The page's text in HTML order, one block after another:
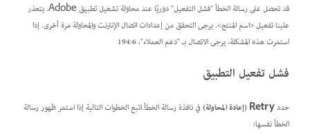
قد تحصل على رسالة الخطأ "فشل التفعيل" دوريًا عند محاولة تشغيل تطبيق Adobe. يتعذر
علينا تفعيل <اسم المنتج>. يرجى التحقق من إعدادات اتصال الإنترنت والمحاولة مرة أخرى. إذا
استمرت هذه المشكلة، يرجى الاتصال بـ "دعم العملاء"، 194:6
فشل تفعيل التطبيق
حددRetry (إعادة المحاولة)
في نافذة رسالة الخطأ.اتبع الخطوات التالية إذا استمر ظهور رسالة
الخطأ نفسها: